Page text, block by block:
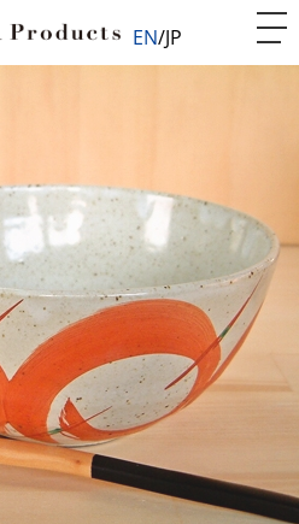
EN JP